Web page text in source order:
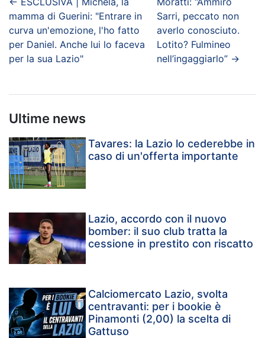
mamma di Guerini: "Entrare in
curva un'emozione, l'ho fatto
per Daniel. Anche lui lo faceva
per la sua Lazio"
Sarri, peccato non
averlo conosciuto.
Lotito? Fulmineo
nell’ingaggiarlo”→
Ultime news
Tavares: la Lazio lo cederebbe in
caso di un'offerta importante
Lazio, accordo con il nuovo
bomber: il suo club tratta la
cessione in prestito con riscatto
Calciomercato Lazio, svolta
centravanti: per i bookie è
Pinamonti (2,00) la scelta di
Gattuso